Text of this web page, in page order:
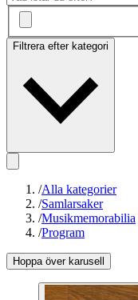
Filtrera efter kategori
/Alla kategorier
/Samlarsaker
/Musikmemorabilia
/Program
Hoppa över karusell